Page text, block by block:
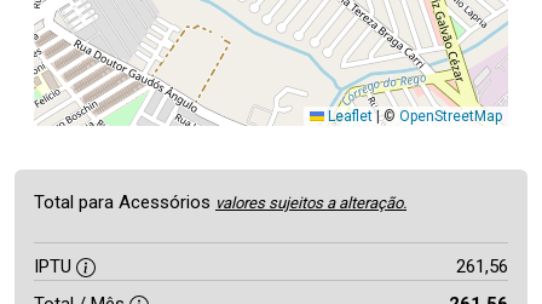
Leaflet |© OpenStreetMap
Total para Acessórios valores sujeitos a alteração.
IPTU
261,56